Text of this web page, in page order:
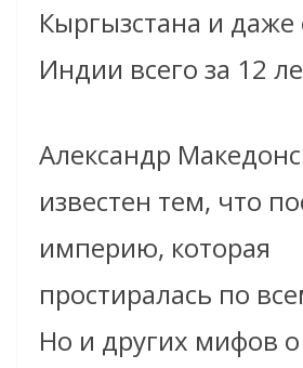
Кыргызстана и даже
Индии всего за 12
Александр
известен тем, что
империю, которая
простиралась по
Но и других мифов